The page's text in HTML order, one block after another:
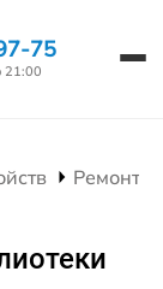
75
21:00
Ремонт